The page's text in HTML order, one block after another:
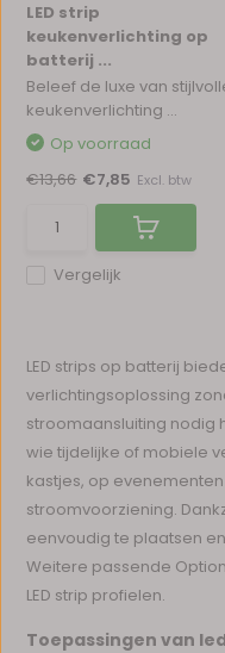
LED strip
keukenverlichting op
batterij ...
Beleef de luxe van
keukenverlichting ...
Vergelijk
Op voorraad
€13,66 €7,85 Excl. btw
LED strips op batterij
verlichtingsoplossing
stroomaansluiting nodig
wie tijdelijke of mobiele
kastjes, op
stroomvoorziening.
eenvoudig te plaatsen
Weitere passende
LED strip profielen.
Toepassingen van